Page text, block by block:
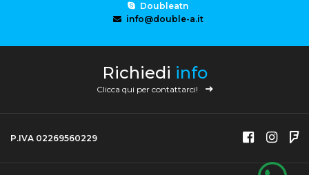
Doubleatn
info@double-a.it
Richiedi info
Clicca qui per contattarci!
P.IVA 02269560229